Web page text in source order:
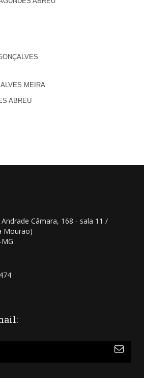
MEIRA
ABREU
Câmara, 168 - sala 11 /
Mourão)